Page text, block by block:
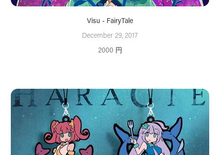
Visu - FairyTale
December 29, 2017
2000 円